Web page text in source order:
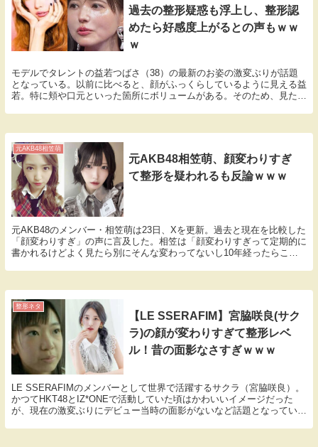
過去の整形疑惑も浮上し、整形認
めたら好感度上がるとの声もｗｗ
ｗ
モデルでタレントの益若つばさ（38）の最新のお姿の激変ぶりが話題
となっている。以前に比べると、顔がふっくらしているように見える益
若。特に頬や口元といった箇所にボリュームがある。そのため、見た目
元AKB48相笠萌
元AKB48相笠萌、顔変わりすぎ
て整形を疑われるも反論ｗｗｗ
元AKB48のメンバー・相笠萌は23日、Xを更新。過去と現在を比較した
「顔変わりすぎ」の声に言及した。相笠は「顔変わりすぎって定期的に
書かれるけどよく見たら別にそんな変わってないし10年経ったらこの
整形ネタ
【LE SSERAFIM】宮脇咲良(サク
ラ)の顔が変わりすぎて整形レベ
ル！昔の面影なさすぎｗｗｗ
LE SSERAFIMのメンバーとして世界で活躍するサクラ（宮脇咲良）。
かつてHKT48とIZ*ONEで活動していた頃はかわいいイメージだった
が、現在の激変ぶりにデビュー当時の面影がないなど話題となってい